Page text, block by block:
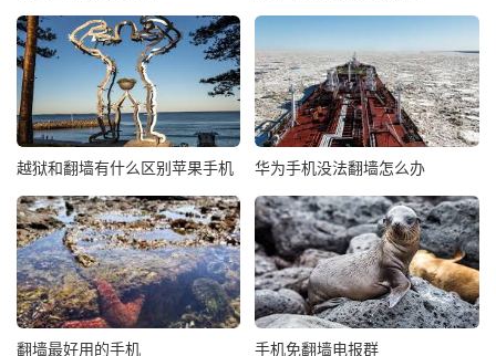
越狱和翻墙有什么区别苹果手机 华为手机没法翻墙怎么办
翻墙最好用的手机 手机免翻墙电报群